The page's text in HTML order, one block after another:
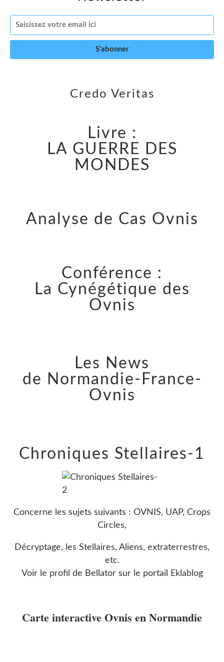
Credo Veritas
Livre :
LA GUERRE DES
MONDES
Analyse de Cas Ovnis
Conférence :
La Cynégétique des
Ovnis
Les News
de Normandie-France-
Ovnis
Chroniques Stellaires-1
Concerne les sujets suivants : OVNIS, UAP, Crops
Circles,
Décryptage, les Stellaires, Aliens, extraterrestres,
etc.
Voir le profil de Bellator sur le portail Eklablog
Carte interactive Ovnis en Normandie